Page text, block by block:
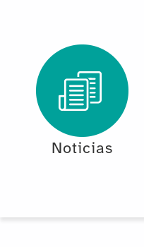
Noticias